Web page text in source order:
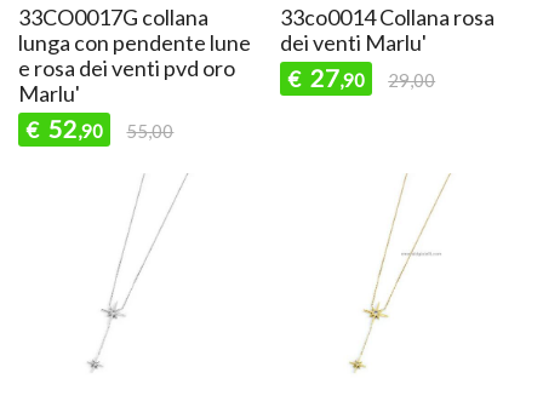
33CO0017G collana
lunga con pendente lune
e rosa dei venti pvd oro
Marlu'
€ 52,90 55,00
33co0014 Collana rosa
dei venti Marlu'
€ 27,90 29,00